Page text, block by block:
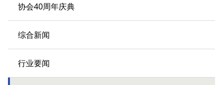
协会40周年庆典
综合新闻
行业要闻